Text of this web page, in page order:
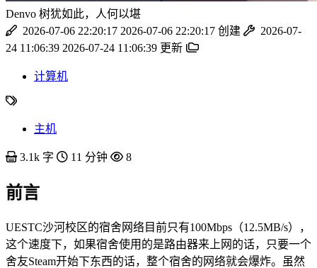
Denvo 树犹如此，人何以堪
2026-07-06 22:20:17 2026-07-06 22:20:17 创建
2026-07-
24 11:06:39 2026-07-24 11:06:39 更新
计算机
主机
3.1k 字 11 分钟 8
前言
UESTC沙河校区的宿舍网络目前只有100Mbps（12.5MB/s），
这个速度下，如果宿舍使用的是路由器来上网的话，只要一个
舍友Steam开始下东西的话，整个宿舍的网络就会爆炸。虽然